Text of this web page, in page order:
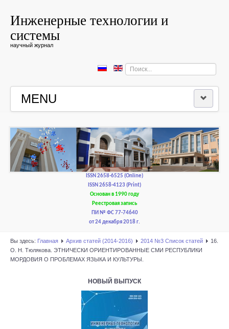
Инженерные технологии и
системы
научный журнал
Искать...
MENU
РЕДКОЛЛЕГИЯ
РЕДАКЦИОННАЯ ПОЛИТИКА И ЭТИКА
ISSN 2658-6525 (Online)
ISSN 2658-4123 (Print)
Основан в 1990 году
Реестровая запись
ПИ № ФС 77-74640
от 24 декабря 2018 г.
Вы здесь: Главная Архив статей (2014-2016) 2014 №3 Список статей
16.
О. Н. Тюлякова. ЭТНИЧЕСКИ ОРИЕНТИРОВАННЫЕ СМИ РЕСПУБЛИКИ
МОРДОВИЯ О ПРОБЛЕМАХ ЯЗЫКА И КУЛЬТУРЫ.
НОВЫЙ ВЫПУСК